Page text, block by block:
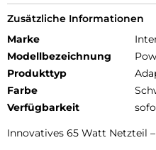
Zusätzliche Informationen
Marke
Modellbezeichnung
Produkttyp
Farbe
Verfügbarkeit
Innovatives 65 Watt Netzteil